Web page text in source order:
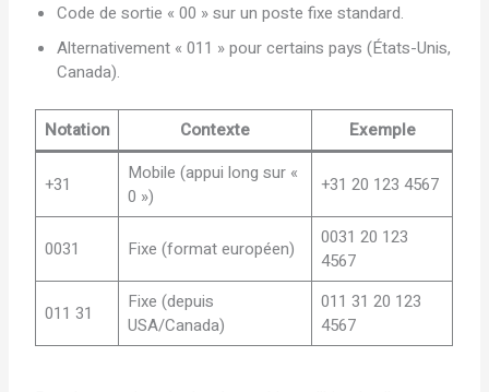
Code de sortie « 00 » sur un poste fixe standard.
Alternativement « 011 » pour certains pays (États-Unis,
Canada).
Notation Contexte Exemple
+31
Mobile (appui long sur «
0 »)
+31 20 123 4567
0031 Fixe (format européen)
0031 20 123
4567
011 31
Fixe (depuis
USA/Canada)
011 31 20 123
4567